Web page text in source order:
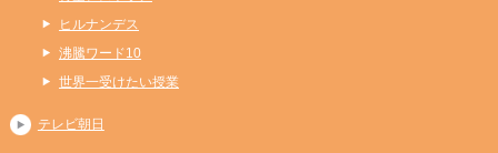
ヒルナンデス
沸騰ワード10
世界一受けたい授業
テレビ朝日